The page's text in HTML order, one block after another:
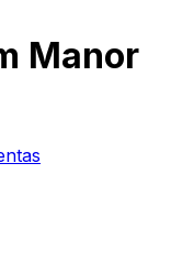
Manor